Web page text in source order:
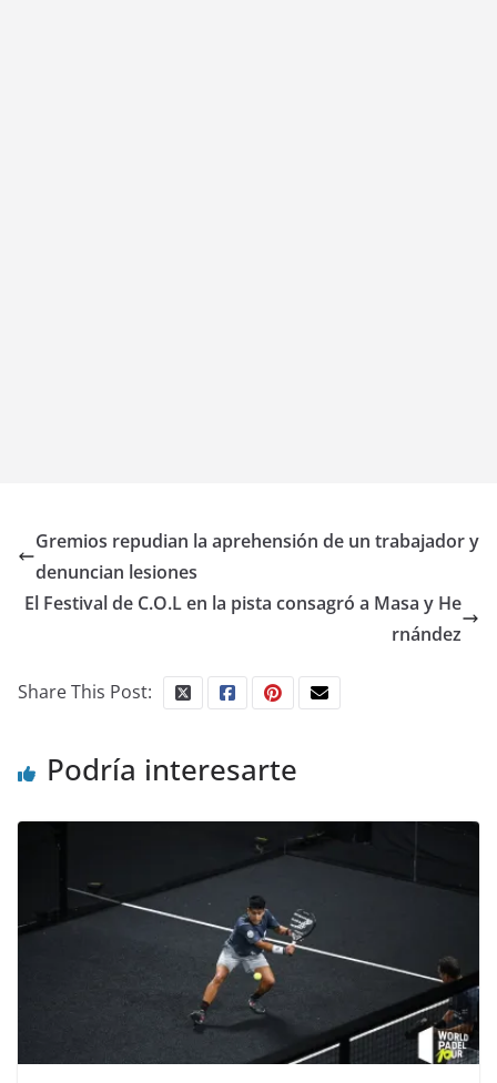
Gremios repudian la aprehensión de un trabajador y
denuncian lesiones
El Festival de C.O.L en la pista consagró a Masa y He
rnández
Share This Post:
Podría interesarte